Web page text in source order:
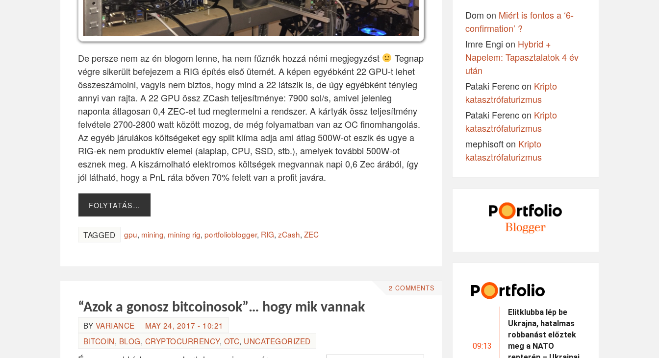
De persze nem az én blogom lenne, ha nem fűznék hozzá némi megjegyzést
Tegnap
végre sikerült befejezem a RIG építés első ütemét. A képen egyébként 22 GPU-t lehet
összeszámolni, vagyis nem biztos, hogy mind a 22 látszik is, de úgy egyébként tényleg
annyi van rajta. A 22 GPU össz ZCash teljesítménye: 7900 sol/s, amivel jelenleg
naponta átlagosan 0,4 ZEC-et tud megtermelni a rendszer. A kártyák össz teljesítmény
felvétele 2700-2800 watt között mozog, de még folyamatban van az OC finomhangolás.
Az egyéb járulákos költségeket egy split klíma adja ami átlag 500W-ot eszik és ugye a
RIG-ek nem produktív elemei (alaplap, CPU, SSD, stb.), amelyek további 500W-ot
esznek meg. A kiszámolható elektromos költségek megvannak napi 0,6 Zec árából, így
jól látható, hogy a PnL ráta bőven 70% felett van a profit javára.
FOLYTATÁS…
TAGGED gpu, mining, mining rig, portfolioblogger, RIG, zCash, ZEC
2 COMMENTS
“Azok a gonosz bitcoinosok”… hogy mik vannak
BY VARIANCE
MAY 24, 2017 - 10:21
BITCOIN, BLOG, CRYPTOCURRENCY, OTC, UNCATEGORIZED
Dom on Miért is fontos a ‘6-
confirmation’ ?
Imre Engi on Hybrid +
Napelem: Tapasztalatok 4 év
után
Pataki Ferencon Kripto
katasztrófaturizmus
Pataki Ferencon Kripto
katasztrófaturizmus
mephisofton Kripto
katasztrófaturizmus
09:13
Elitklubba lép be
Ukrajna, hatalmas
robbanást előztek
meg a NATO